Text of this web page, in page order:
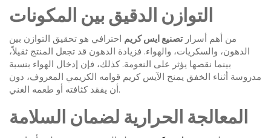
التوازن الدقيق بين المكونات
من أهم أسرارتصنيع ايس كريم احترافي هو تحقيق التوازن بين
الدهون، والسكريات، والهواء. فزيادة الدهون قد تجعل المنتج ثقيلاً،
بينما نقصها يؤثر على النعومة. كذلك، فإن إدخال الهواء بنسبة
مدروسة أثناء الخفق يمنح الآيس كريم قوامه الكريمي المعروف، دون
أن يفقد كثافته أو طعمه الغني.
المعالجة الحرارية لضمان السلامة